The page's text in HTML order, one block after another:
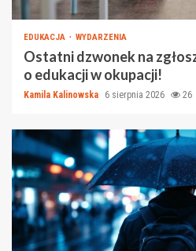
EDUKACJA WYDARZENIA
Ostatni dzwonek na
o edukacji w okupacji!
Kamila Kalinowska 6 sierpnia 2026 26